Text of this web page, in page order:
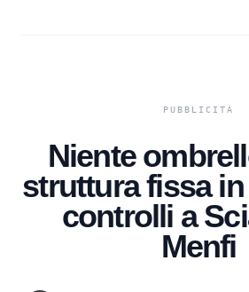
Niente
struttura fissa
controlli a
Menfi